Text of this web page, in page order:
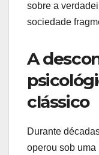
sobre a
sociedade
A
clássico
Durante
operou sob